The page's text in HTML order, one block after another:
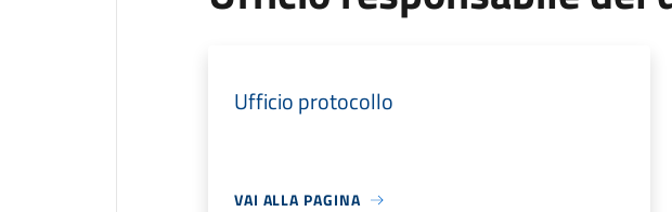
Ufficio protocollo
VAI ALLA PAGINA